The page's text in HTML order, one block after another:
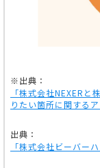
※出典：
「株式会社NEXER
りたい箇所に関する
出典：
「株式会社ビーバーハ